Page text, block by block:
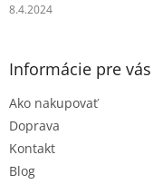
8.4.2024
Informácie pre vás
Ako nakupovať
Doprava
Kontakt
Blog